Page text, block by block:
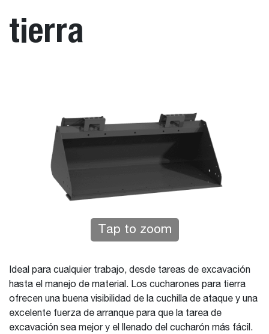
tierra
Tap to zoom
Ideal para cualquier trabajo, desde tareas de excavación
hasta el manejo de material. Los cucharones para tierra
ofrecen una buena visibilidad de la cuchilla de ataque y una
excelente fuerza de arranque para que la tarea de
excavación sea mejor y el llenado del cucharón más fácil.